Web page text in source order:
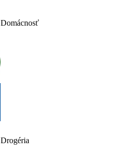
Domácnosť
Drogéria